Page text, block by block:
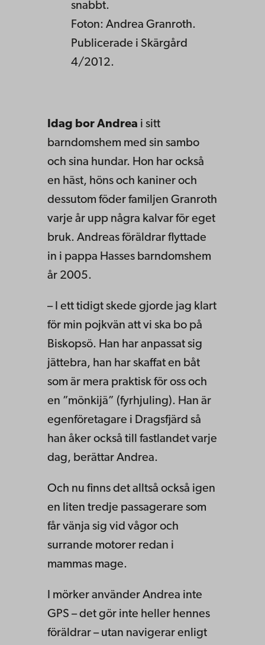
snabbt.
Foton: Andrea Granroth.
Publicerade i Skärgård
4/2012.
Idag bor Andrea i sitt
barndomshem med sin sambo
och sina hundar. Hon har också
en häst, höns och kaniner och
dessutom föder familjen Granroth
varje år upp några kalvar för eget
bruk. Andreas föräldrar flyttade
in i pappa Hasses barndomshem
år 2005.
– I ett tidigt skede gjorde jag klart
för min pojkvän att vi ska bo på
Biskopsö. Han har anpassat sig
jättebra, han har skaffat en båt
som är mera praktisk för oss och
en ”mönkijä” (fyrhjuling). Han är
egenföretagare i Dragsfjärd så
han åker också till fastlandet varje
dag, berättar Andrea.
Och nu finns det alltså också igen
en liten tredje passagerare som
får vänja sig vid vågor och
surrande motorer redan i
mammas mage.
I mörker använder Andrea inte
GPS – det gör inte heller hennes
föräldrar – utan navigerar enligt